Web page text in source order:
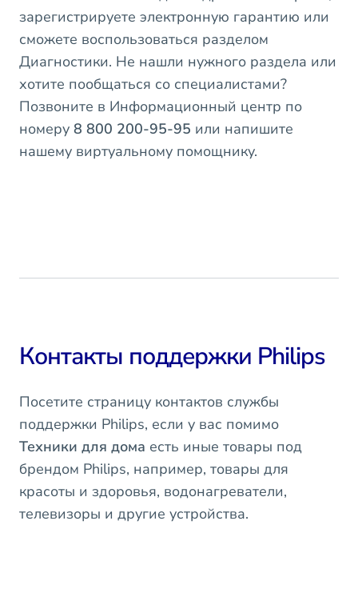
зарегистрируете электронную гарантию или
сможете воспользоваться разделом
Диагностики. Не нашли нужного раздела или
хотите пообщаться со специалистами?
Позвоните в Информационный центр по
номеру 8 800 200-95-95 или напишите
нашему виртуальному помощнику.
Контакты поддержки Philips
Посетите страницу контактов службы
поддержки Philips, если у вас помимо
Техники для дома есть иные товары под
брендом Philips, например, товары для
красоты и здоровья, водонагреватели,
телевизоры и другие устройства.